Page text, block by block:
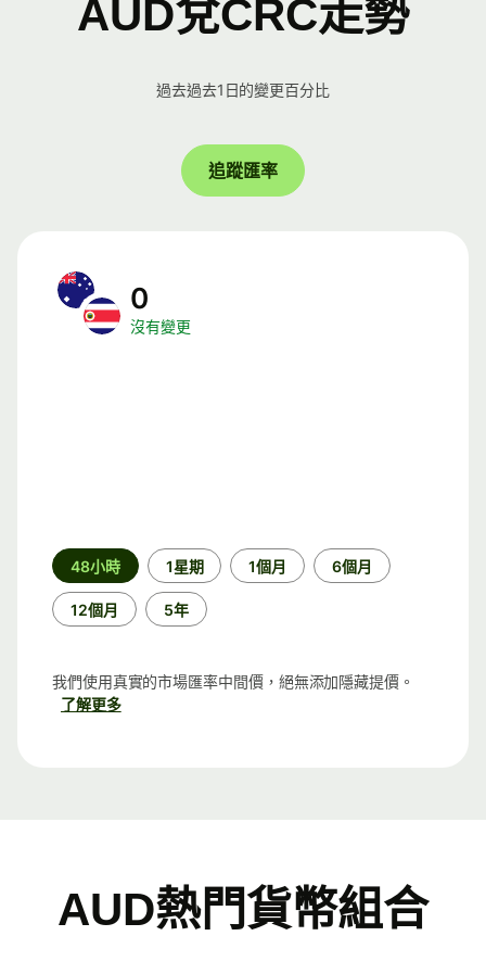
AUD兌CRC走勢
過去過去1日的變更百分比
追蹤匯率
0
沒有變更
時
段
48小時 1星期 1個月 6個月
12個月 5年
我們使用真實的市場匯率中間價，絕無添加隱藏提價。
了解更多
AUD熱門貨幣組合